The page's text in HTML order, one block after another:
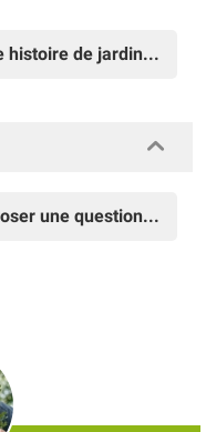
histoire de jardin...
une question...